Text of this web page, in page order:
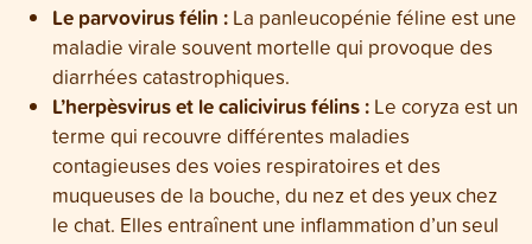
Le parvovirus félin : La panleucopénie féline est une
maladie virale souvent mortelle qui provoque des
diarrhées catastrophiques.
L’herpèsvirus et le calicivirus félins : Le coryza est un
terme qui recouvre différentes maladies
contagieuses des voies respiratoires et des
muqueuses de la bouche, du nez et des yeux chez
le chat. Elles entraînent une inflammation d’un seul